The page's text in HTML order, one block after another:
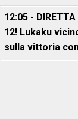
12:05 - DIRETTA
12! Lukaku
sulla vittoria